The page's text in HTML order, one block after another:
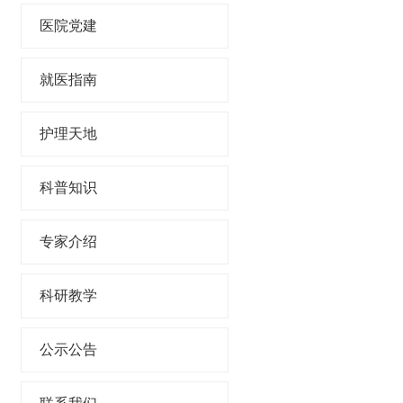
医院党建
就医指南
护理天地
科普知识
专家介绍
科研教学
公示公告